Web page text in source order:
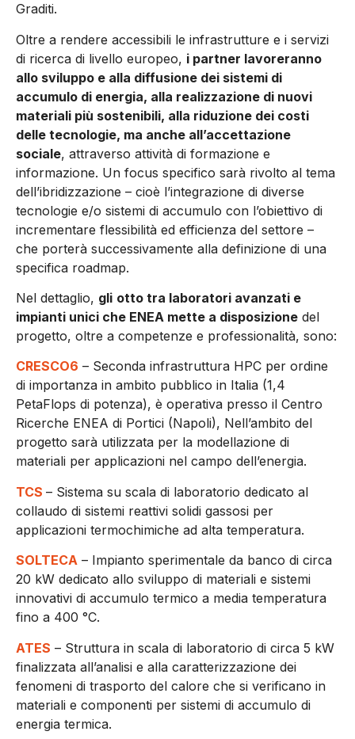
Graditi.
Oltre a rendere accessibili le infrastrutture e i servizi
di ricerca di livello europeo, i partner lavoreranno
allo sviluppo e alla diffusione dei sistemi di
accumulo di energia, alla realizzazione di nuovi
materiali più sostenibili, alla riduzione dei costi
delle tecnologie, ma anche all’accettazione
sociale, attraverso attività di formazione e
informazione. Un focus specifico sarà rivolto al tema
dell’ibridizzazione – cioè l’integrazione di diverse
tecnologie e/o sistemi di accumulo con l’obiettivo di
incrementare flessibilità ed efficienza del settore –
che porterà successivamente alla definizione di una
specifica roadmap.
Nel dettaglio, gli otto tra laboratori avanzati e
impianti unici che ENEA mette a disposizione del
progetto, oltre a competenze e professionalità, sono:
CRESCO6 – Seconda infrastruttura HPC per ordine
di importanza in ambito pubblico in Italia (1,4
PetaFlops di potenza), è operativa presso il Centro
Ricerche ENEA di Portici (Napoli), Nell’ambito del
progetto sarà utilizzata per la modellazione di
materiali per applicazioni nel campo dell’energia.
TCS – Sistema su scala di laboratorio dedicato al
collaudo di sistemi reattivi solidi gassosi per
applicazioni termochimiche ad alta temperatura.
SOLTECA – Impianto sperimentale da banco di circa
20 kW dedicato allo sviluppo di materiali e sistemi
innovativi di accumulo termico a media temperatura
fino a 400 °C.
ATES – Struttura in scala di laboratorio di circa 5 kW
finalizzata all’analisi e alla caratterizzazione dei
fenomeni di trasporto del calore che si verificano in
materiali e componenti per sistemi di accumulo di
energia termica.